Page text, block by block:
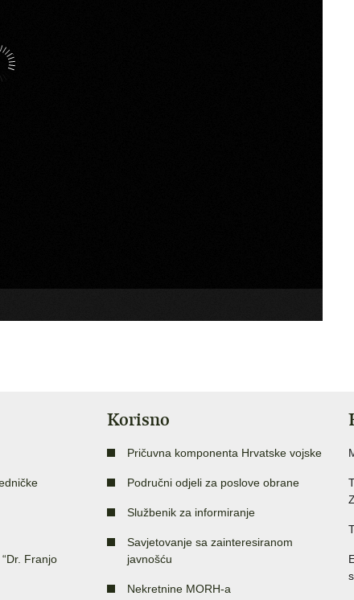
Franjo
Korisno
Pričuvna komponenta Hrvatske vojske
Područni odjeli za poslove obrane
Službenik za informiranje
Savjetovanje sa zainteresiranom
javnošću
Nekretnine MORH-a